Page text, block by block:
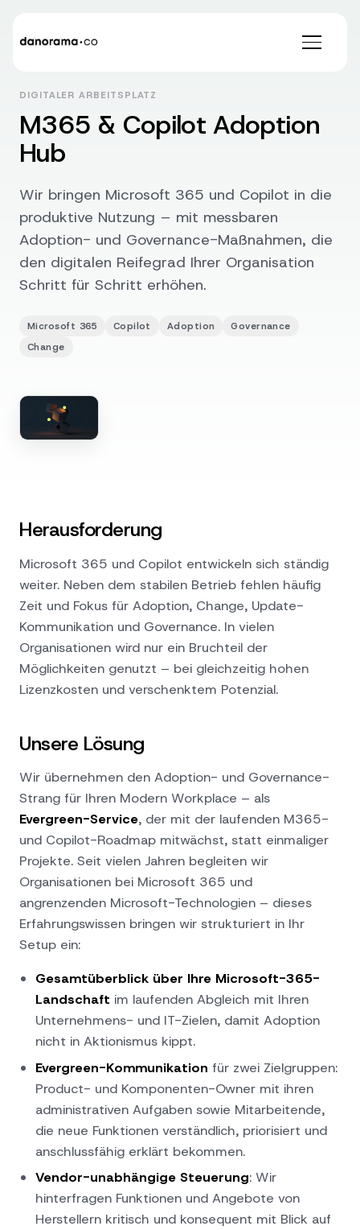
DIGITALER ARBEITSPLATZ
M365 & Copilot Adoption
Hub
Wir bringen Microsoft 365 und Copilot in die
produktive Nutzung – mit messbaren
Adoption- und Governance-Maßnahmen, die
den digitalen Reifegrad Ihrer Organisation
Schritt für Schritt erhöhen.
Microsoft 365 Copilot Adoption
Governance
Change
Herausforderung
Microsoft 365 und Copilot entwickeln sich ständig
weiter. Neben dem stabilen Betrieb fehlen häufig
Zeit und Fokus für Adoption, Change, Update-
Kommunikation und Governance. In vielen
Organisationen wird nur ein Bruchteil der
Möglichkeiten genutzt – bei gleichzeitig hohen
Lizenzkosten und verschenktem Potenzial.
Unsere Lösung
Wir übernehmen den Adoption- und Governance-
Strang für Ihren Modern Workplace – als
Evergreen-Service, der mit der laufenden M365-
und Copilot-Roadmap mitwächst, statt einmaliger
Projekte. Seit vielen Jahren begleiten wir
Organisationen bei Microsoft 365 und
angrenzenden Microsoft-Technologien – dieses
Erfahrungswissen bringen wir strukturiert in Ihr
Setup ein:
Gesamtüberblick über Ihre Microsoft-365-
Landschaft im laufenden Abgleich mit Ihren
Unternehmens- und IT-Zielen, damit Adoption
nicht in Aktionismus kippt.
Evergreen-Kommunikation für zwei Zielgruppen:
Product- und Komponenten-Owner mit ihren
administrativen Aufgaben sowie Mitarbeitende,
die neue Funktionen verständlich, priorisiert und
anschlussfähig erklärt bekommen.
Vendor-unabhängige Steuerung: Wir
hinterfragen Funktionen und Angebote von
Herstellern kritisch und konsequent mit Blick auf